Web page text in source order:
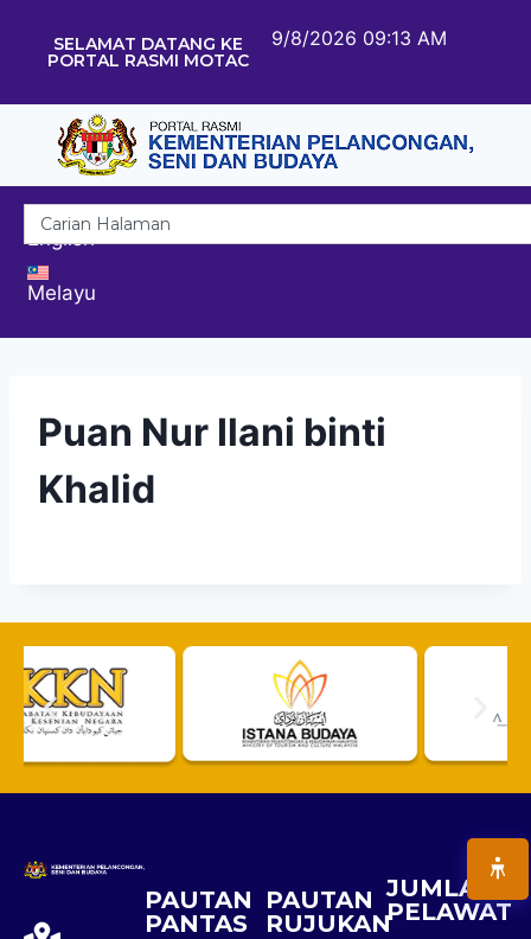
SELAMAT DATANG KE
PORTAL RASMI MOTAC
9/8/2026 09:13 AM
English
Melayu
Puan Nur Ilani binti
Khalid
PAUTAN
PANTAS
PAUTAN
RUJUKAN
JUMLAH
PELAWAT